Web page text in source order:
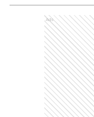
Ads